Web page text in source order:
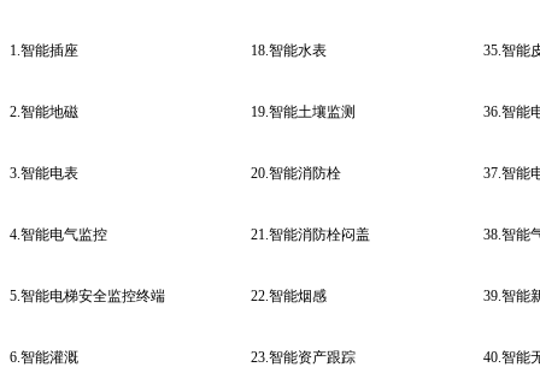
1.智能插座 18.智能水表 35.智能
2.智能地磁 19.智能土壤监测 36.智能
3.智能电表 20.智能消防栓 37.智能
4.智能电气监控 21.智能消防栓闷盖 38.智能
5.智能电梯安全监控终端 22.智能烟感 39.智能
6.智能灌溉 23.智能资产跟踪 40.智能